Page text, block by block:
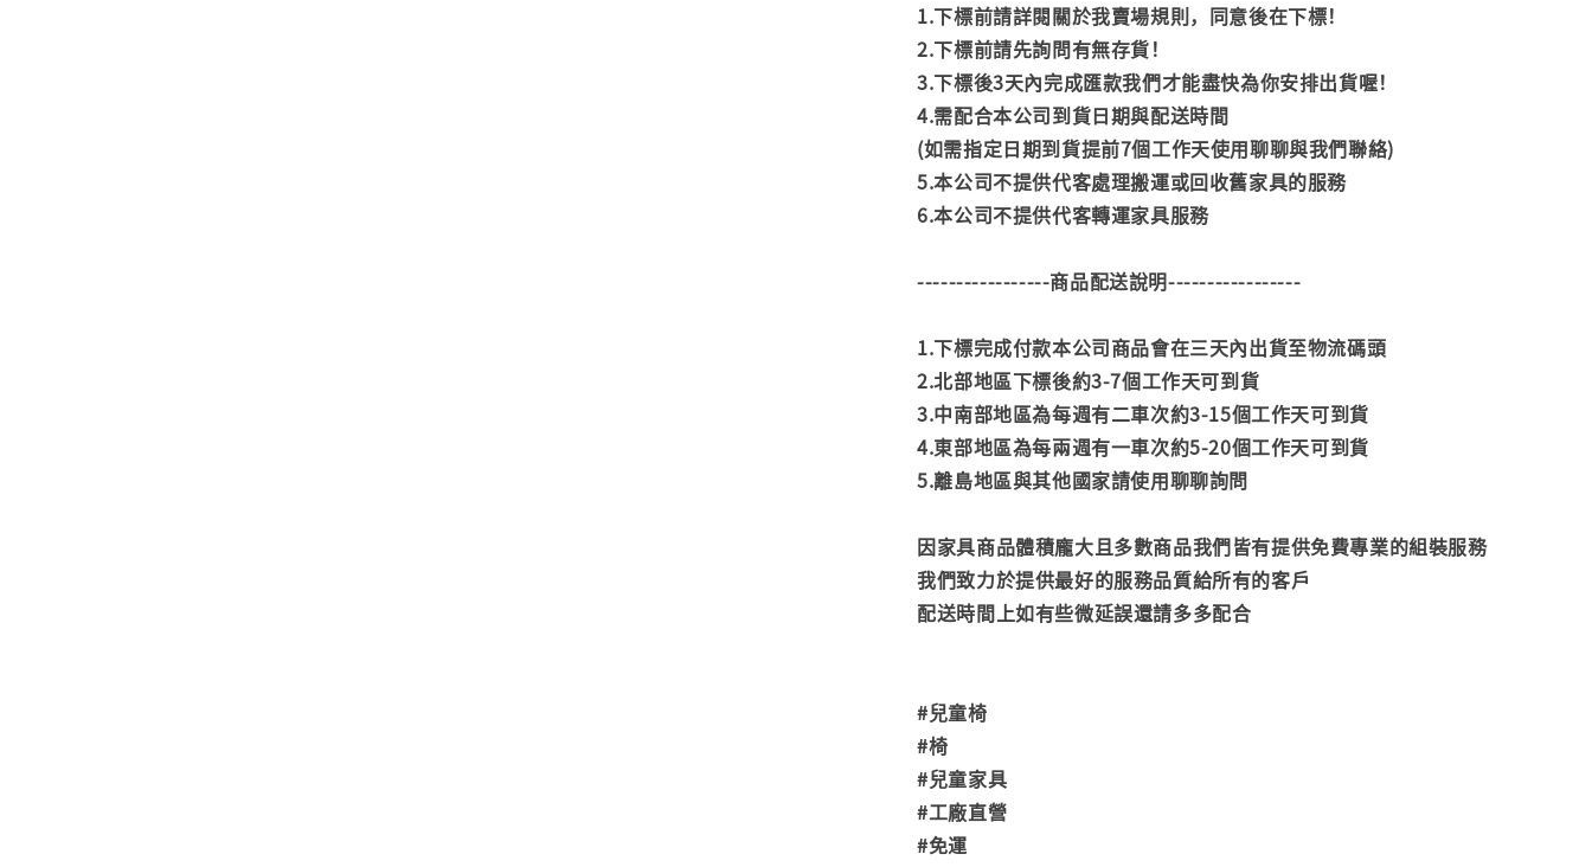
1.下標前請詳閱關於我賣場規則，同意後在下標！
2.下標前請先詢問有無存貨！
3.下標後3天內完成匯款我們才能盡快為你安排出貨喔！
4.需配合本公司到貨日期與配送時間
(如需指定日期到貨提前7個工作天使用聊聊與我們聯絡)
5.本公司不提供代客處理搬運或回收舊家具的服務
6.本公司不提供代客轉運家具服務
-----------------商品配送說明-----------------
1.下標完成付款本公司商品會在三天內出貨至物流碼頭
2.北部地區下標後約3-7個工作天可到貨
3.中南部地區為每週有二車次約3-15個工作天可到貨
4.東部地區為每兩週有一車次約5-20個工作天可到貨
5.離島地區與其他國家請使用聊聊詢問
因家具商品體積龐大且多數商品我們皆有提供免費專業的組裝服務
我們致力於提供最好的服務品質給所有的客戶
配送時間上如有些微延誤還請多多配合
#兒童椅
#椅
#兒童家具
#工廠直營
#免運